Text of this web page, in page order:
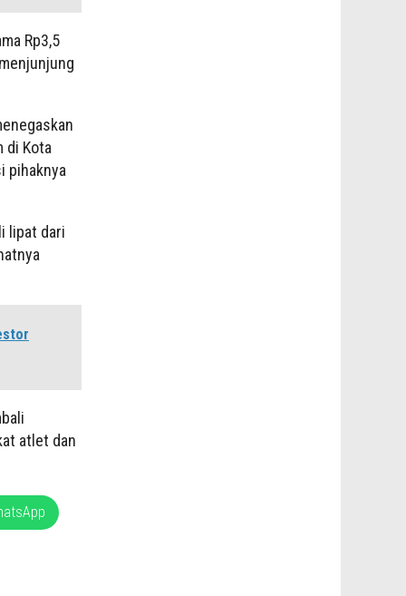
Rp3,5
di Kota
pihaknya
lipat dari
atlet dan